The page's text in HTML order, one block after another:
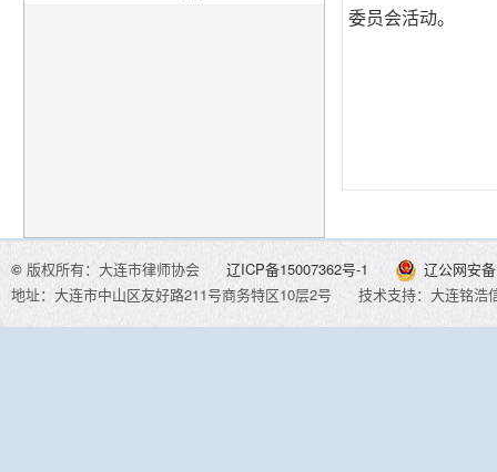
委员会活动。
© 版权所有：大连市律师协会 辽ICP备15007362号-1
辽公网安
地址：大连市中山区友好路211号商务特区10层2号
技术支持：大连铭浩